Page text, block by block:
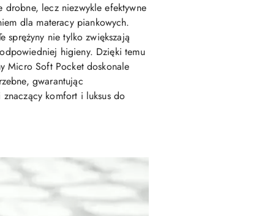
lecz niezwykle efektywne
dla materacy piankowych.
sprężyny nie tylko zwiększają
higieny. Dzięki temu
Micro Soft Pocket doskonale
gwarantując
komfort i luksus do